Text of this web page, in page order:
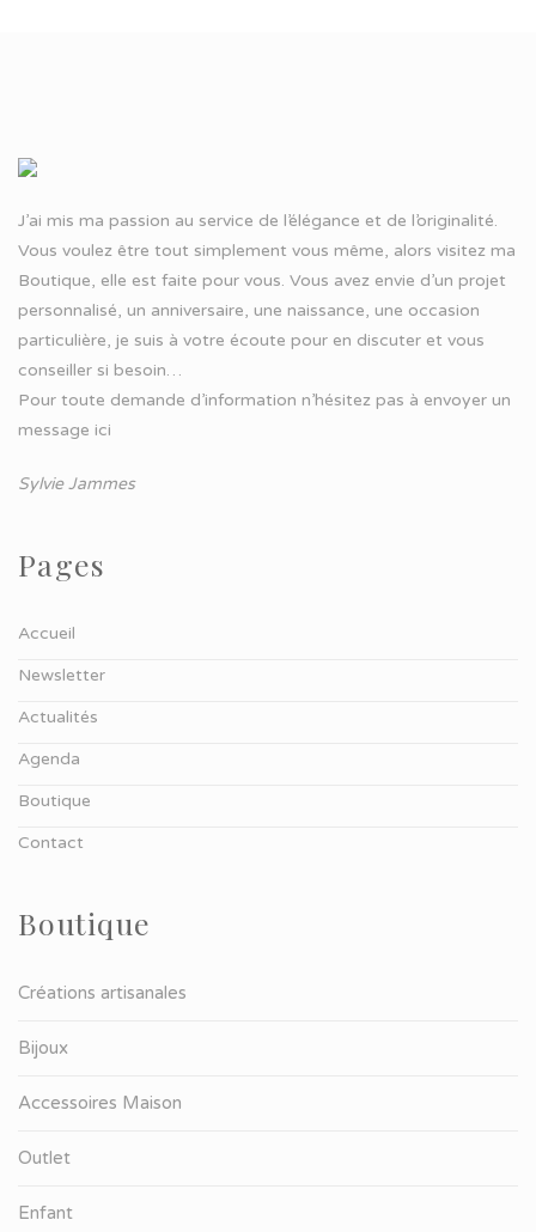
J’ai mis ma passion au service de l’élégance et de l’originalité.
Vous voulez être tout simplement vous même, alors visitez ma
Boutique, elle est faite pour vous. Vous avez envie d’un projet
personnalisé, un anniversaire, une naissance, une occasion
particulière, je suis à votre écoute pour en discuter et vous
conseiller si besoin…
Pour toute demande d’information n’hésitez pas à envoyer un
message ici
Sylvie Jammes
Pages
Accueil
Newsletter
Actualités
Agenda
Boutique
Contact
Boutique
Créations artisanales
Bijoux
Accessoires Maison
Outlet
Enfant